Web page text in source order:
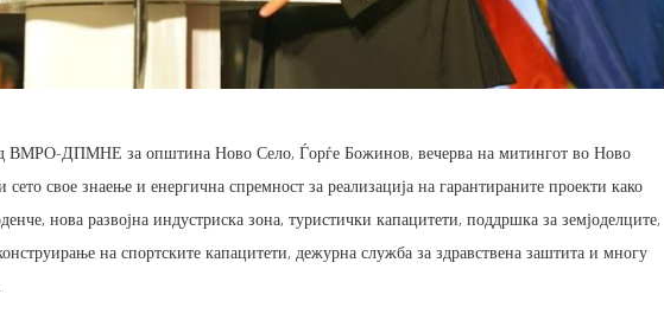
ВМРО-ДПМНЕ за општина Ново Село, Ѓорѓе Божинов, вечерва на митингот во Ново
сето свое знаење и енергична спремност за реализација на гарантираните проекти како
нова развојна индустриска зона, туристички капацитети, поддршка за земјоделците,
на спортските капацитети, дежурна служба за здравствена заштита и многу